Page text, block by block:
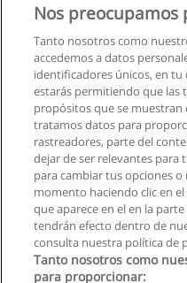
Impartido en:
Nos
Tanto nosotros como
accedemos a datos
identificadores únicos, en tu
estarás permitiendo que las
propósitos que se
tratamos datos para
rastreadores, parte del
dejar de ser relevantes para
para cambiar tus opciones
momento haciendo clic en
que aparece en el en la
tendrán efecto dentro de
consulta nuestra política de
Tanto nosotros como
para proporcionar: